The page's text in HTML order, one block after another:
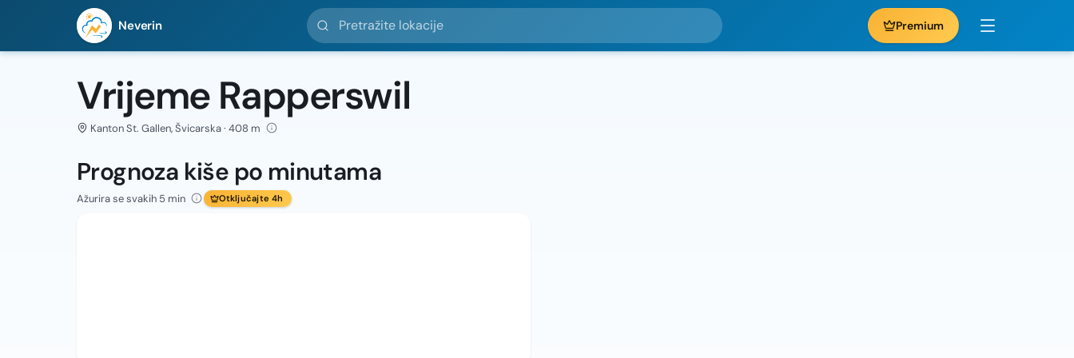
Neverin
Pretražite lokacije
Premium
Vrijeme Rapperswil
Kanton St. Gallen, Švicarska · 408 m
Prognoza kiše po minutama
Ažurira se svakih 5 min Otključajte 4h